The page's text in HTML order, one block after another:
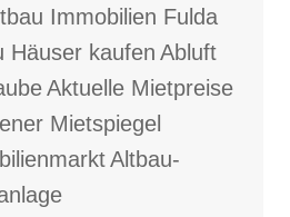
Immobilien Fulda
Häuser kaufen Abluft
Aktuelle Mietpreise
Mietspiegel
Altbau-